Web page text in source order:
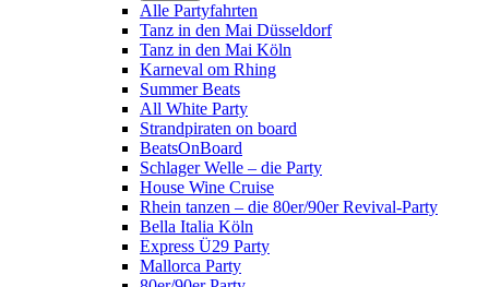
Alle Partyfahrten
Tanz in den Mai Düsseldorf
Tanz in den Mai Köln
Karneval om Rhing
Summer Beats
All White Party
Strandpiraten on board
BeatsOnBoard
Schlager Welle – die Party
House Wine Cruise
Rhein tanzen – die 80er/90er Revival-Party
Bella Italia Köln
Express Ü29 Party
Mallorca Party